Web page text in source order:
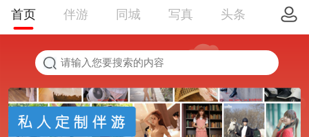
首页 伴游 同城 写真 头条